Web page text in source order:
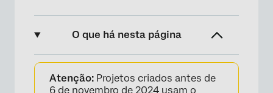
O que há nesta página
Sobre o CrossXM Analytics
Criação de um projeto do CrossXM Analytics
Atenção: Projetos criados antes de
6 de novembro de 2024 usam o